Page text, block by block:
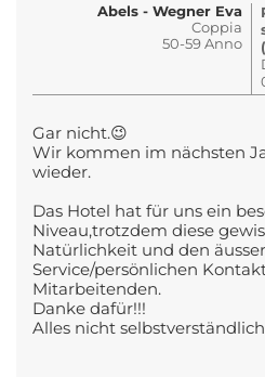
Abels - Wegner Eva
Coppia
50-59 Anno
Gar nicht.😉
Wir kommen im nächsten
wieder.
Das Hotel hat für uns ein
Niveau,trotzdem diese
Natürlichkeit und den
Service/persönlichen
Mitarbeitenden.
Danke dafür!!!
Alles nicht